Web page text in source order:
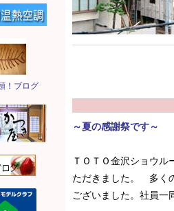
！ブログ
～夏の感謝祭です～
ＴＯＴＯ金沢ショウル
ただきました。 多く
ございました。社員一